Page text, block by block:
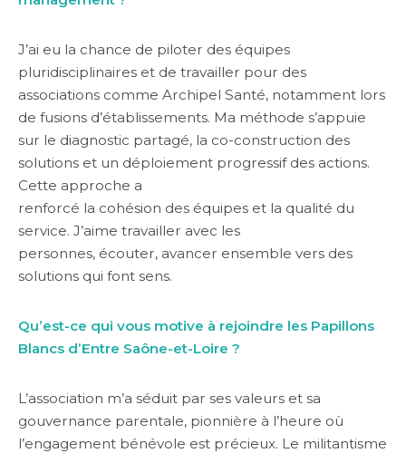
J’ai eu la chance de piloter des équipes
pluridisciplinaires et de travailler pour des
associations comme Archipel Santé, notamment lors
de fusions d’établissements. Ma méthode s’appuie
sur le diagnostic partagé, la co-construction des
solutions et un déploiement progressif des actions.
Cette approche a
renforcé la cohésion des équipes et la qualité du
service. J’aime travailler avec les
personnes, écouter, avancer ensemble vers des
solutions qui font sens.
Qu’est-ce qui vous motive à rejoindre les Papillons
Blancs d’Entre Saône-et-Loire ?
L’association m’a séduit par ses valeurs et sa
gouvernance parentale, pionnière à l’heure où
l’engagement bénévole est précieux. Le militantisme